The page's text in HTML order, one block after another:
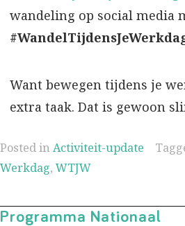
wandeling op social media
Want bewegen tijdens je
extra taak. Dat is gewoon
Posted in Activiteit-update
Werkdag,WTJW
Programma Nationaal